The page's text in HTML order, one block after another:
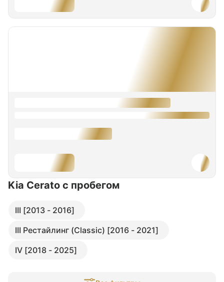
Kia Cerato с пробегом
III [2013 - 2016]
III Рестайлинг (Classic) [2016 - 2021]
IV [2018 - 2025]